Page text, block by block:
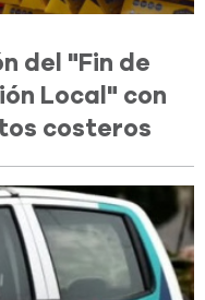
del "Fin de
Local" con
costeros